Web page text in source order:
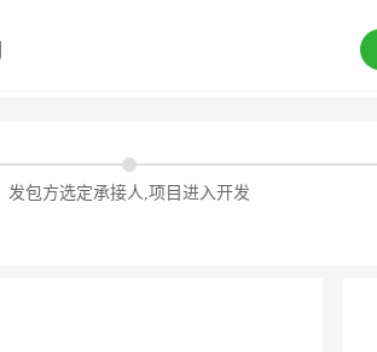
发包方选定承接人,项目进入开发